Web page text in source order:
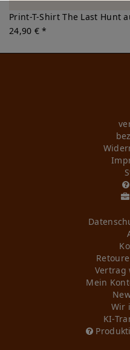
Print-T-Shirt The Last Hunt
24,90 € *
Vertrag
Mein
Wir
KI-